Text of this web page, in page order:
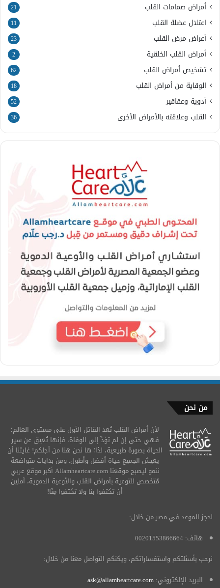
أمراض صمامات القلب 21
اعتلال عضلة القلب 11
أعراض مرض القلب 23
أمراض القلب الخلقية 2
تشخيص أمراض القلب 62
الوقاية من أمراض القلب 18
أدوية وعقاقير 52
القلب وعلاقته بالأمراض الأخرى 36
من نحن
لأن أمراض القلب تُعد القاتل الأول على مستوى العالم؛
فهي حتى إن لم تؤدِّ إلى الوفاة، فإنها تُعيق عن سير
الحياة بصورة طبيعية، لذا؛ ها نحن هنا من أجلكم! غايتنا أن
يعيش الجميع حياة أفضل وأطول. ومن بدايات متواضعة
ننمو ليصبح موقعنا Allamheartcare.com أكبر موقع عربي
مُتخصص للتوعية بأمراض القلب والأوعية الدموية، آملين
أن تكتفوا بنا ولا تكتفوا مِنّا!
لحجز الموعد في مصر من خلال:
هاتف: 00201553866664
نرحب بأسئلتكم واستفساراتكم، ويكنكم التواصل معنا من خلال:
البريد الإلكتروني: ask@allamheartcare.com